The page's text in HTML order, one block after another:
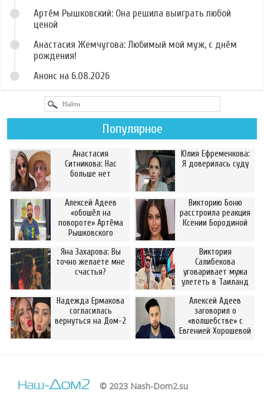
Артём Рышковский: Она решила выиграть любой
ценой
Анастасия Жемчугова: Любимый мой муж, с днём
рождения!
Анонс на 6.08.2026
Популярное
Анастасия
Ситникова: Нас
больше нет
Юлия Ефременкова:
Я доверилась суду
Алексей Адеев
«обошёл на
повороте» Артёма
Рышковского
Викторию Боню
расстроила реакция
Ксении Бородиной
Яна Захарова: Вы
точно желаете мне
счастья?
Виктория
Салибекова
уговаривает мужа
улететь в Таиланд
Надежда Ермакова
согласилась
вернуться на Дом-2
Алексей Адеев
заговорил о
«волшебстве» с
Евгенией Хорошевой
© 2023 Nash-Dom2.su